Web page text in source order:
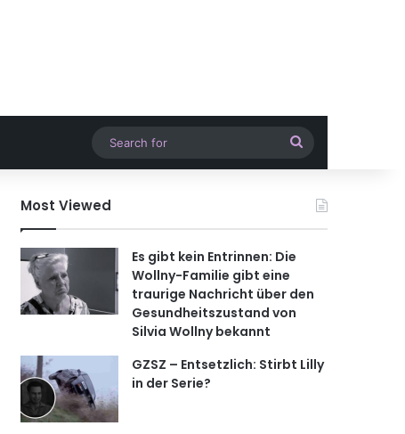
for
Most Viewed
Es gibt kein Entrinnen: Die
Wollny-Familie gibt eine
traurige Nachricht über den
Gesundheitszustand von
Silvia Wollny bekannt
GZSZ – Entsetzlich: Stirbt Lilly
in der Serie?